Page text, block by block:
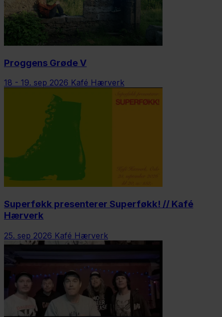
Proggens Grøde V
18 - 19. sep 2026 Kafé Hærverk
Superføkk presenterer Superføkk! // Kafé
Hærverk
25. sep 2026 Kafé Hærverk